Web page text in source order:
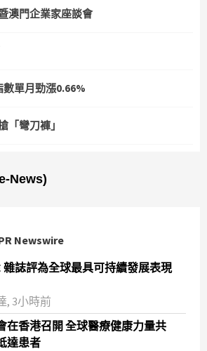
澳門企業家座談會
數單月勁漲0.66%
「彎刀褲」
News)
Newswire
雜誌評為全球最具可持續發展表現
, 3小時前
在香港召開 全球醫療健康力量共
達患者